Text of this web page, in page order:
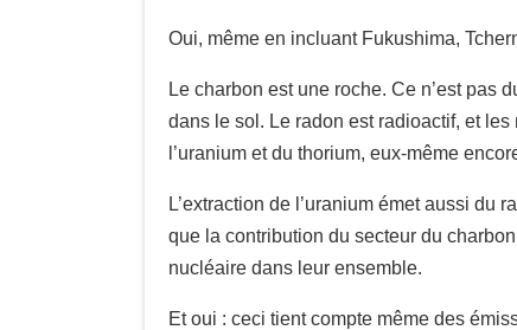
Oui, même en incluant Fukushima,
Le charbon est une roche. Ce n’est pas
dans le sol. Le radon est radioactif, et
l’uranium et du thorium, eux-même
L’extraction de l’uranium émet aussi du
que la contribution du secteur du
nucléaire dans leur ensemble.
Et oui : ceci tient compte même des